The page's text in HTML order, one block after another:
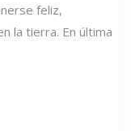
feliz,
la tierra. En última